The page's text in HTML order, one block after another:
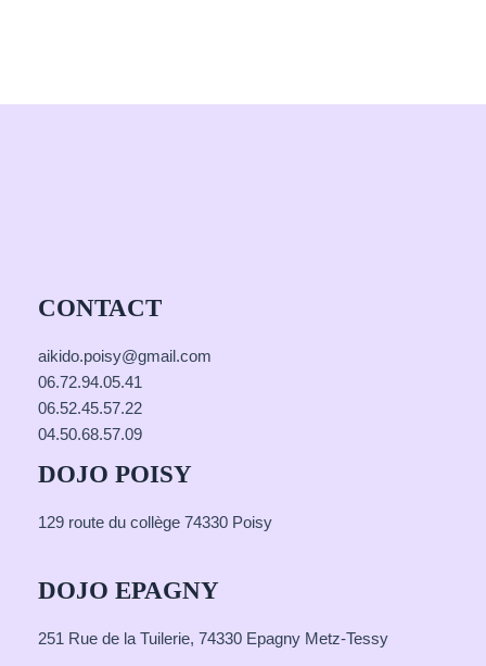
CONTACT
aikido.poisy@gmail.com
06.72.94.05.41
06.52.45.57.22
04.50.68.57.09
DOJO POISY
129 route du collège 74330 Poisy
DOJO EPAGNY
251 Rue de la Tuilerie, 74330 Epagny Metz-Tessy